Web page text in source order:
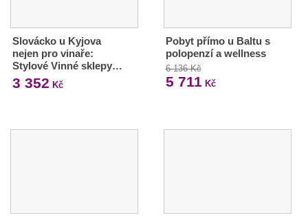
Slovácko u Kyjova
nejen pro vinaře:
Stylové Vinné sklepy…
3 352 Kč
Pobyt přímo u Baltu s
polopenzí a wellness
6 136 Kč
5 711 Kč